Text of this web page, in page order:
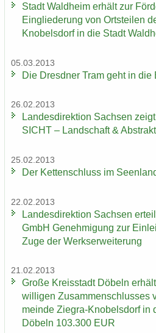
Stadt Wald­heim er­hält zur
Ein­glie­de­rung von Orts­tei­len
Knobelsdorf in die Stadt
05.03.2013
Die Dresd­ner Tram geht in die
26.02.2013
Lan­des­di­rek­ti­on Sach­sen
SICHT – Land­schaft &
25.02.2013
Der Ket­ten­schluss im
22.02.2013
Lan­des­di­rek­ti­on Sach­sen
GmbH Ge­neh­mi­gung zur
Zuge der Werks­er­wei­te­rung
21.02.2013
Große Kreis­stadt Dö­beln
wil­li­gen Zu­sam­men­schlus­ses
mein­de Ziegra-​Knobelsdorf in
Dö­beln 103.300 EUR